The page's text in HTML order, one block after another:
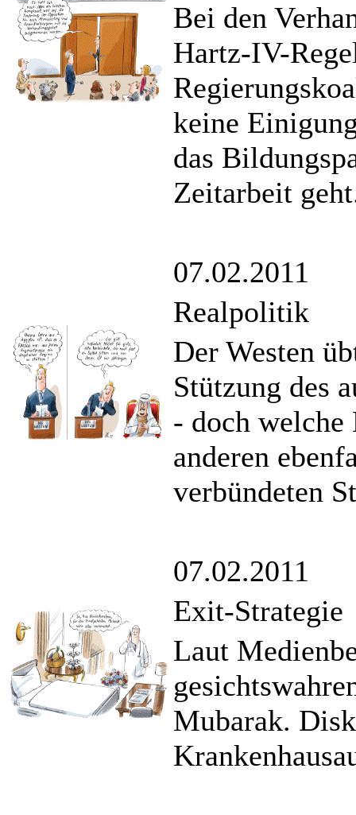
Bei den
Hartz-IV-
keine
das
Zeitarbeit
07.02.2011
Realpolitik
Der Westen
Stützung des
- doch welche
anderen
verbündeten
07.02.2011
Exit-Strategie
Laut
Mubarak.